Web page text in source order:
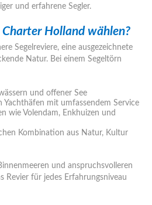
und erfahrene Segler.
Holland wählen?
Segelreviere, eine ausgezeichnete
Natur. Bei einem Segeltörn
und offener See
Yachthäfen mit umfassendem Service
wie Volendam, Enkhuizen und
Kombination aus Natur, Kultur
und anspruchsvolleren
Revier für jedes Erfahrungsniveau